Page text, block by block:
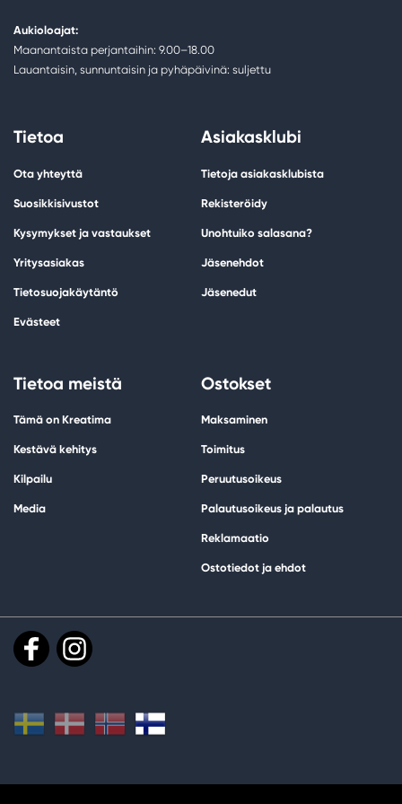
Aukioloajat:
Maanantaista perjantaihin: 9.00–18.00
Lauantaisin, sunnuntaisin ja pyhäpäivinä: suljettu
Tietoa
Ota yhteyttä
Suosikkisivustot
Kysymykset ja vastaukset
Yritysasiakas
Tietosuojakäytäntö
Evästeet
Asiakasklubi
Tietoja asiakasklubista
Rekisteröidy
Unohtuiko salasana?
Jäsenehdot
Jäsenedut
Tietoa meistä
Tämä on Kreatima
Kestävä kehitys
Kilpailu
Media
Ostokset
Maksaminen
Toimitus
Peruutusoikeus
Palautusoikeus ja palautus
Reklamaatio
Ostotiedot ja ehdot